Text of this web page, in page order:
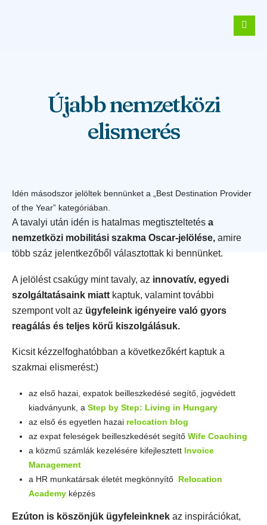
Újabb nemzetközi
elismerés
Idén másodszor jelöltek bennünket a „Best Destination Provider
of the Year” kategóriában.
A tavalyi után idén is hatalmas megtiszteltetés a
nemzetközi mobilitási szakma Oscar-jelölése, amire
több száz jelentkezőből választottak ki bennünket.
A jelölést csakúgy mint tavaly, az innovatív, egyedi
szolgáltatásaink miatt kaptuk, valamint további
szempont volt az ügyfeleink igényeire való gyors
reagálás és teljes körű kiszolgálásuk.
Kicsit kézzelfoghatóbban a következőkért kaptuk a
szakmai elismerést:)
az első hazai, expatok beilleszkedésé segítő, jogvédett
kiadványunk, a Step by Step: Living in Hungary
az első és egyetlen hazai relocation blog
az expat feleségek beilleszkedését segítő Wife Coaching
a közmű számlák kezelésére kifejlesztett Invoice
Management
a HR munkatársak életét megkönnyítő Relocation
Academy képzés
Ezúton is köszönjük ügyfeleinknek az inspirációkat,